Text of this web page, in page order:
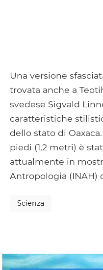
Una versione
trovata anche a
svedese Sigvald
caratteristiche
dello stato di
piedi (1,2 metri) è
attualmente in
Antropologia (INAH)
Scienza